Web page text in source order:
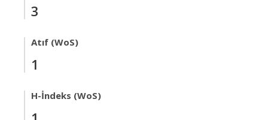
3
Atıf (WoS)
1
H-İndeks (WoS)